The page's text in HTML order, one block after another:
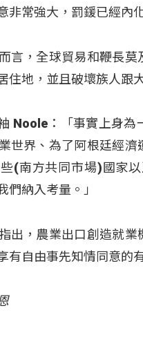
非常強大，罰鍰已經內
言，全球貿易和鞭長
住地，並且破壞族人跟
Noole：「事實上身為
世界、為了阿根廷經
(南方共同市場)國家
們納入考量。」
出，農業出口創造就
有自由事先知情同意的